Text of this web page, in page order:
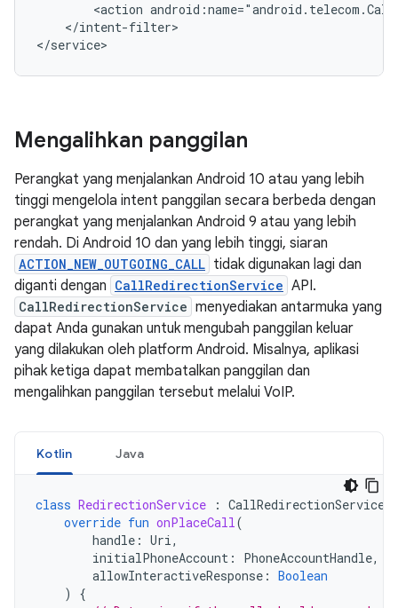
<action
</intent-filter>
Mengalihkan panggilan
Perangkat yang menjalankan Android 10 atau yang lebih
tinggi mengelola intent panggilan secara berbeda dengan
perangkat yang menjalankan Android 9 atau yang lebih
rendah. Di Android 10 dan yang lebih tinggi, siaran
ACTION_NEW_OUTGOING_CALL tidak digunakan lagi dan
diganti dengan CallRedirectionService API.
CallRedirectionService menyediakan antarmuka yang
dapat Anda gunakan untuk mengubah panggilan keluar
yang dilakukan oleh platform Android. Misalnya, aplikasi
pihak ketiga dapat membatalkan panggilan dan
mengalihkan panggilan tersebut melalui VoIP.
Kotlin Java
class RedirectionService : CallRedirectionService
override fun onPlaceCall(
handle : Uri,
initialPhoneAccount : PhoneAccountHandle,
allowInteractiveResponse : Boolean
)
{